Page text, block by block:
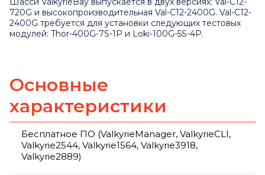
720G и высокопроизводительная Val-C12-2400G. Val-C12-
2400G требуется для установки следующих тестовых
модулей: Thor-400G-7S-1P и Loki-100G-5S-4P.
Основные
характеристики
Бесплатное ПО (ValkyrieManager, ValkyrieCLI,
Valkyrie2544, Valkyrie1564, Valkyrie3918,
Valkyrie2889)